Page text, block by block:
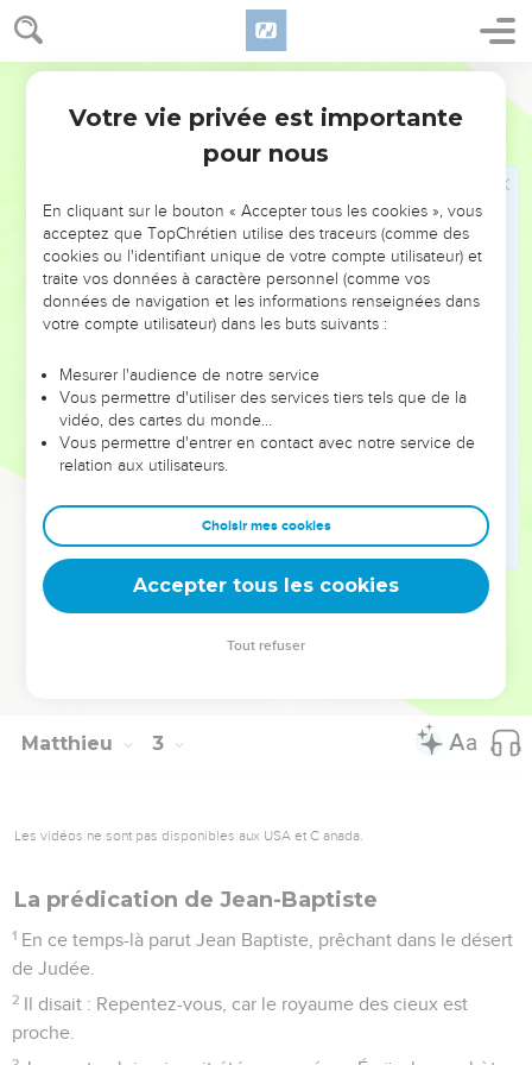
Matthieu 2
tout son territoire, selon la date dont il s'était soigneusement
enquis auprès des mages.
Alors s'accomplit ce qui avait été annoncé par Jérémie, le
On a entendu des cris à Rama, Des pleurs et de grandes
lamentations : Rachel pleure ses enfants, Et n'a pas voulu
Le retour d'Égypte
Quand Hérode fut mort, voici, un ange du Seigneur
apparut en songe à Joseph, en Égypte,
dans le pays d'Israël, car ceux qui en voulaient à la vie du
petit enfant sont morts.
Joseph se leva, prit le petit enfant et sa mère, et alla dans
le pays d'Israël.
Mais, ayant appris qu'Archélaüs régnait sur la Judée à la
place d'Hérode, son père, il craignit de s'y rendre ; et,
divinement averti en songe, il se retira dans le territoire de la
Galilée,
et vint demeurer dans une ville appelée Nazareth, afin que
Matthieu 3
Les vidéos ne sont pas disponibles aux USA et C anada.
La prédication de Jean-Baptiste
1 En ce temps-là parut Jean Baptiste, prêchant dans le désert
de Judée.
2 Il disait : Repentez-vous, car le royaume des cieux est
proche.
Votre vie privée est importante
pour nous
En cliquant sur le bouton « Accepter tous les cookies », vous
acceptez que TopChrétien utilise des traceurs (comme des
cookies ou l'identifiant unique de votre compte utilisateur) et
traite vos données à caractère personnel (comme vos
données de navigation et les informations renseignées dans
votre compte utilisateur) dans les buts suivants :
Mesurer l'audience de notre service
Vous permettre d'utiliser des services tiers tels que de la
vidéo, des cartes du monde…
Vous permettre d'entrer en contact avec notre service de
relation aux utilisateurs.
Choisir mes cookies
Accepter tous les cookies
Tout refuser